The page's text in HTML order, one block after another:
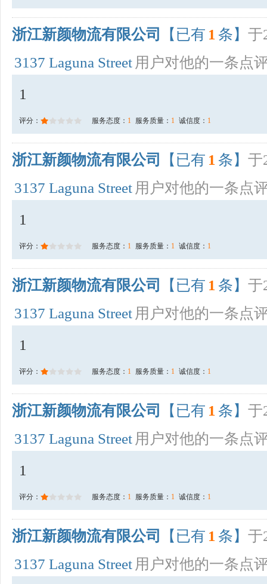
浙江新颜物流有限公司 【已有 1 条】 于
3137 Laguna Street 用户对他的一条点
1
评分： 服务态度： 1 服务质量： 1 诚信度： 1
浙江新颜物流有限公司 【已有 1 条】 于
3137 Laguna Street 用户对他的一条点
1
评分： 服务态度： 1 服务质量： 1 诚信度： 1
浙江新颜物流有限公司 【已有 1 条】 于
3137 Laguna Street 用户对他的一条点
1
评分： 服务态度： 1 服务质量： 1 诚信度： 1
浙江新颜物流有限公司 【已有 1 条】 于
3137 Laguna Street 用户对他的一条点
1
评分： 服务态度： 1 服务质量： 1 诚信度： 1
浙江新颜物流有限公司 【已有 1 条】 于
3137 Laguna Street 用户对他的一条点